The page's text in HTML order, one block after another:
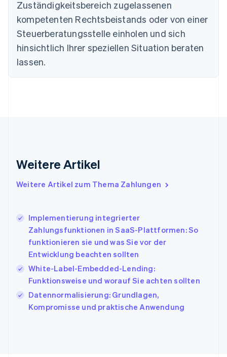
Zuständigkeitsbereich zugelassenen
kompetenten Rechtsbeistands oder von einer
Steuerberatungsstelle einholen und sich
hinsichtlich Ihrer speziellen Situation beraten
lassen.
Weitere Artikel
Weitere Artikel zum Thema Zahlungen
Implementierung integrierter
Zahlungsfunktionen in SaaS-Plattformen: So
funktionieren sie und was Sie vor der
Entwicklung beachten sollten
White-Label-Embedded-Lending:
Funktionsweise und worauf Sie achten sollten
Datennormalisierung: Grundlagen,
Kompromisse und praktische Anwendung
Deutschland
DeutschEnglish
Estland
English
Festlandchina
简体中文
EnglishSvenska
English
English
Japan
日本語 English
Kanada
EnglishFrançais
Kroatien
EnglishItaliano
Lettland
Liechtenstein
DeutschEnglish